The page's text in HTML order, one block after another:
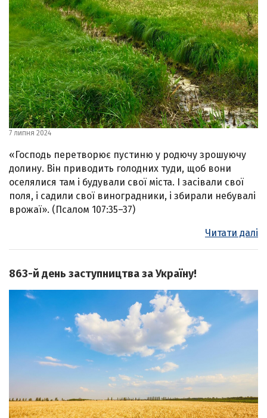
7 липня 2024
«Господь перетворює пустиню у родючу зрошуючу
долину. Він приводить голодних туди, щоб вони
оселялися там і будували свої міста. І засівали свої
поля, і садили свої виноградники, і збирали небувалі
врожаї». (Псалом 107:35–37)
Читати далі
863-й день заступництва за Україну!